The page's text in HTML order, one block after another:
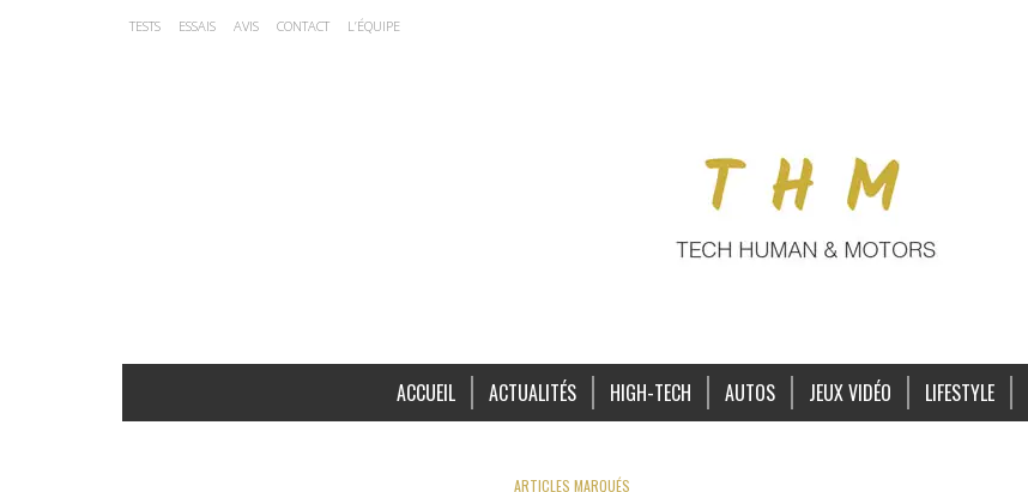
TESTS ESSAIS AVIS CONTACT L’ÉQUIPE
ACCUEIL ACTUALITÉS HIGH-TECH AUTOS JEUX VIDÉO LIFESTYLE
ARTICLES MARQUÉS